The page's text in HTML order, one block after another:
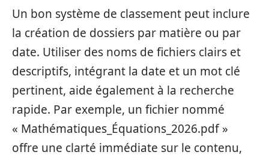
Un bon système de classement peut inclure
la création de dossiers par matière ou par
date. Utiliser des noms de fichiers clairs et
descriptifs, intégrant la date et un mot clé
pertinent, aide également à la recherche
rapide. Par exemple, un fichier nommé
« Mathématiques_Équations_2026.pdf »
offre une clarté immédiate sur le contenu,